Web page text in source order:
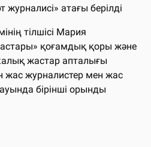
журналисі» атағы берілді
тілшісі Мария
қоғамдық қоры және
жастар апталығы
жас журналистер мен жас
бірінші орынды